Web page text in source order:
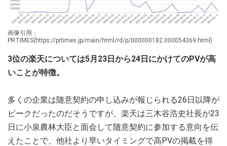
画像引用：
PRTIMES(https://prtimes.jp/main/html/rd/p/000000182.000054369.html)
3位の楽天については5月23日から24日にかけてのPVが高
いことが特徴。
多くの企業は随意契約の申し込みが報じられる26日以降が
ピークだったのだそうですが、楽天は三木谷浩史社長が23
日に小泉農林大臣と面会して随意契約に参加する意向を伝
えたことで、他社より早いタイミングで高PVの掲載を得